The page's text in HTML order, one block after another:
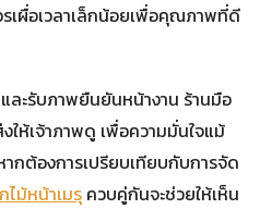
เผื่อเวลาเล็กน้อยเพื่อคุณภาพที่ดี
ละรับภาพยืนยันหน้างาน ร้านมือ
ห้เจ้าภาพดู เพื่อความมั่นใจแม้
กต้องการเปรียบเทียบกับการจัด
ม้หน้าเมรุ ควบคู่กันจะช่วยให้เห็น